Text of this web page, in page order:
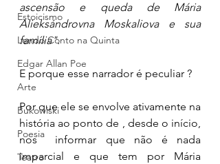
Estoicismo
Lendo Conto na Quinta
Edgar Allan Poe
Arte
Bukowiski
Poesia
Teatro
ascensão e queda de Mária
Alieksándrovna Moskaliova e sua
família".
E porque esse narrador é peculiar ?
Por que ele se envolve ativamente na
história ao ponto de , desde o início,
nos  informar que não é nada
imparcial e que tem por Mária